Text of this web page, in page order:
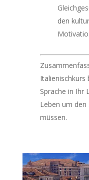
den
Italienischkurs
Sprache in Ihr
Leben um den
müssen.